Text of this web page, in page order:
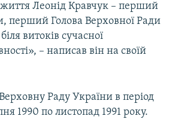
життя Леонід Кравчук – перший
перший Голова Верховної Ради
витоків сучасної
– написав він на своїй
Раду України в період
1990 по листопад 1991 року.